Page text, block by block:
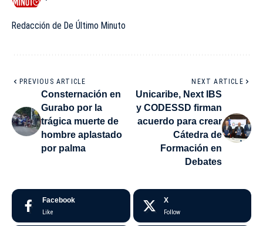
Redacción de De Último Minuto
PREVIOUS ARTICLE
Consternación en
Gurabo por la
trágica muerte de
hombre aplastado
por palma
NEXT ARTICLE
Unicaribe, Next IBS
y CODESSD firman
acuerdo para crear
Cátedra de
Formación en
Debates
Facebook
Like
X
Follow